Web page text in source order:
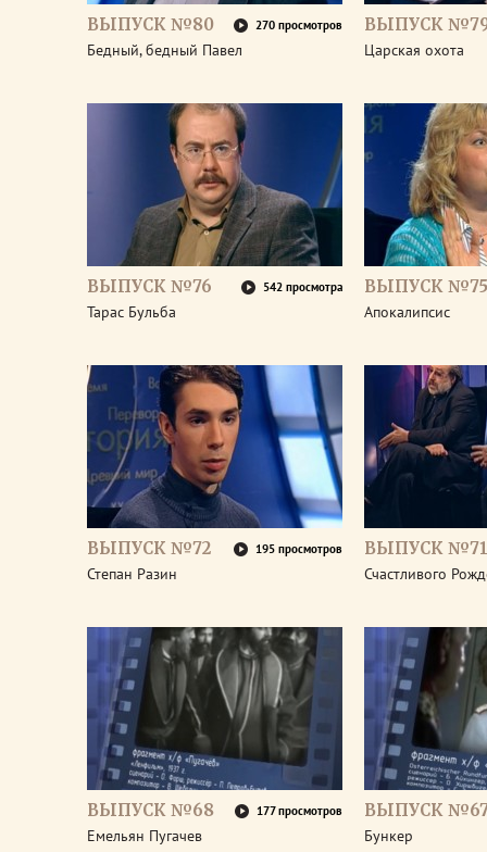
ВЫПУСК №80 270 просмотров
Бедный, бедный Павел
ВЫПУСК
Царская охота
ВЫПУСК №76 542 просмотра
Тарас Бульба
ВЫПУСК №75
Апокалипсис
ВЫПУСК №72 195 просмотров
Степан Разин
ВЫПУСК №71
Счастливого
ВЫПУСК №68 177 просмотров
Емельян Пугачев
ВЫПУСК
Бункер